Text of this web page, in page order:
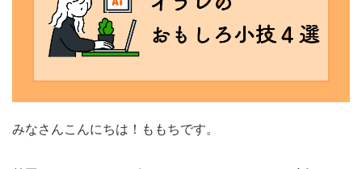
みなさんこんにちは！ももちです。